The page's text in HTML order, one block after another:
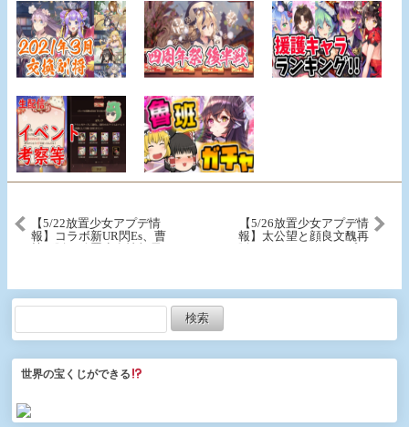
【5/22放置少女アプデ情
報】コラボ新UR閃Es、曹
【5/26放置少女アプデ情
報】太公望と顔良文醜再
世界の宝くじができる